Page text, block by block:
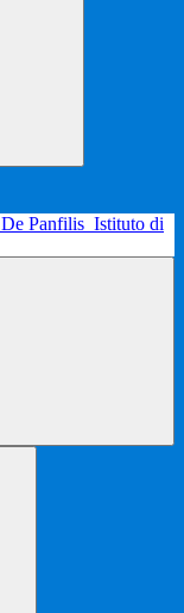
De Panfilis Istituto di